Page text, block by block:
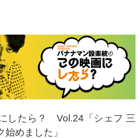
したら？ Vol.24「シェフ 三
めました」